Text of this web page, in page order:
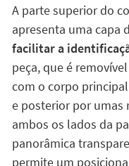
e posterior por umas
ambos os lados da
panorâmica
permite um
que facilita a